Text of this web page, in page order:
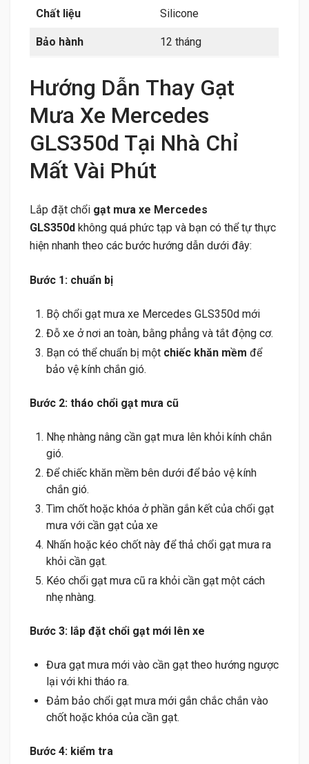
Chất liệu Silicone
Bảo hành 12 tháng
Hướng Dẫn Thay Gạt
Mưa Xe Mercedes
GLS350d Tại Nhà Chỉ
Mất Vài Phút
Lắp đặt chổi gạt mưa xe Mercedes
GLS350d không quá phức tạp và bạn có thể tự thực
hiện nhanh theo các bước hướng dẫn dưới đây:
Bước 1: chuẩn bị
Bộ chổi gạt mưa xe Mercedes GLS350d mới
Đỗ xe ở nơi an toàn, bằng phẳng và tắt động cơ.
Bạn có thể chuẩn bị một chiếc khăn mềm để
bảo vệ kính chắn gió.
Bước 2: tháo chổi gạt mưa cũ
Nhẹ nhàng nâng cần gạt mưa lên khỏi kính chắn
gió.
Để chiếc khăn mềm bên dưới để bảo vệ kính
chắn gió.
Tìm chốt hoặc khóa ở phần gắn kết của chổi gạt
mưa với cần gạt của xe
Nhấn hoặc kéo chốt này để thả chổi gạt mưa ra
khỏi cần gạt.
Kéo chổi gạt mưa cũ ra khỏi cần gạt một cách
nhẹ nhàng.
Bước 3: lắp đặt chổi gạt mới lên xe
Đưa gạt mưa mới vào cần gạt theo hướng ngược
lại với khi tháo ra.
Đảm bảo chổi gạt mưa mới gắn chắc chắn vào
chốt hoặc khóa của cần gạt.
Bước 4: kiểm tra